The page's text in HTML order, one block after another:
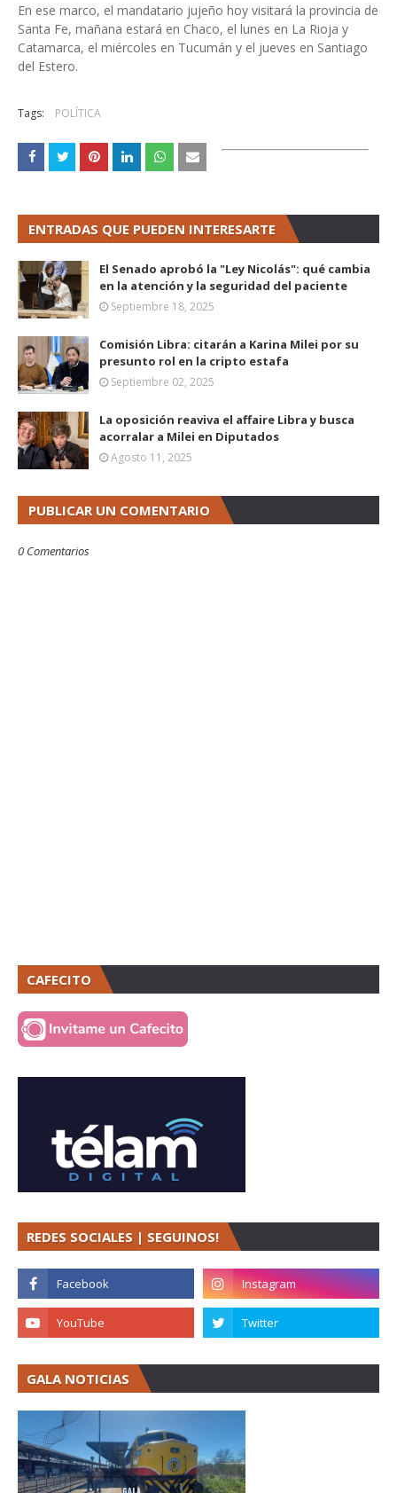
En ese marco, el mandatario jujeño hoy visitará la provincia de
Santa Fe, mañana estará en Chaco, el lunes en La Rioja y
Catamarca, el miércoles en Tucumán y el jueves en Santiago
del Estero.
Tags: POLÍTICA
ENTRADAS QUE PUEDEN INTERESARTE
El Senado aprobó la "Ley Nicolás": qué cambia
en la atención y la seguridad del paciente
Septiembre 18, 2025
Comisión Libra: citarán a Karina Milei por su
presunto rol en la cripto estafa
Septiembre 02, 2025
La oposición reaviva el affaire Libra y busca
acorralar a Milei en Diputados
Agosto 11, 2025
PUBLICAR UN COMENTARIO
0 Comentarios
CAFECITO
REDES SOCIALES | SEGUINOS!
GALA NOTICIAS